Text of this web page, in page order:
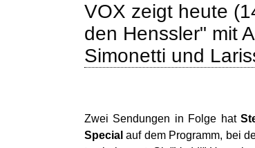
VOX zeigt heute
den Henssler" mit
Simonetti und
Zwei Sendungen in Folge hat
Special auf dem Programm, bei